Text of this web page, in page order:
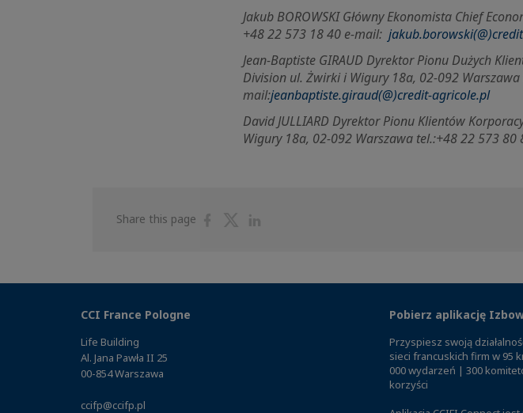
Jakub BOROWSKI Główny Ekonomista Chief
+48 22 573 18 40 e-mail:
Jean-Baptiste GIRAUD Dyrektor Pionu Dużych
Division ul. Żwirki i Wigury 18a, 02-092
mail:jeanbaptiste.giraud(@)credit-agricole.pl
David JULLIARD Dyrektor Pionu Klientów
Wigury 18a, 02-092 Warszawa tel.:+48 22 573 80
Share this page
ShareShare
CCI France Pologne
Life Building
Al. Jana Pawła II 25
00-854 Warszawa
ccifp@ccifp.pl
Pobierz aplikację
Przyspiesz swoją
sieci francuskich firm w 95
000 wydarzeń | 300
korzyści